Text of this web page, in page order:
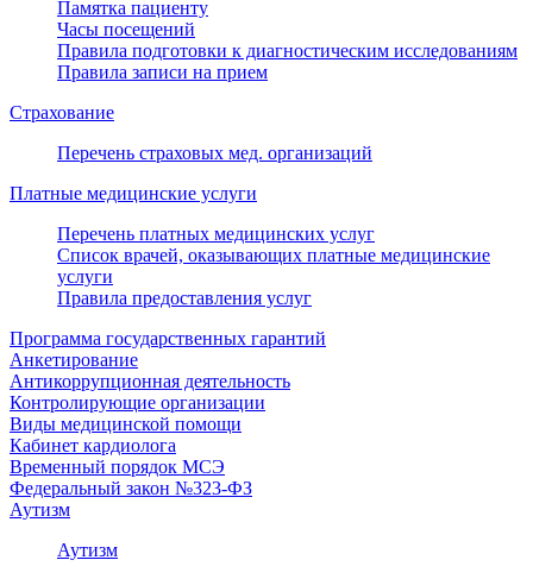
Памятка пациенту
Часы посещений
Правила подготовки к диагностическим исследованиям
Правила записи на прием
Страхование
Перечень страховых мед. организаций
Платные медицинские услуги
Перечень платных медицинских услуг
Список врачей, оказывающих платные медицинские
услуги
Правила предоставления услуг
Программа государственных гарантий
Анкетирование
Антикоррупционная деятельность
Контролирующие организации
Виды медицинской помощи
Кабинет кардиолога
Временный порядок МСЭ
Федеральный закон №323-ФЗ
Аутизм
Аутизм